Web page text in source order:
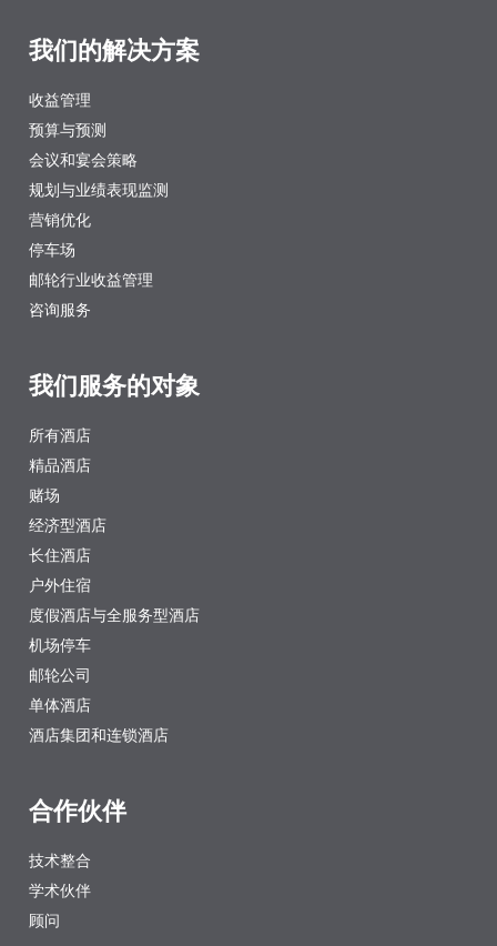
我们的解决方案
收益管理
预算与预测
会议和宴会策略
规划与业绩表现监测
营销优化
停车场
邮轮行业收益管理
咨询服务
我们服务的对象
所有酒店
精品酒店
赌场
经济型酒店
长住酒店
户外住宿
度假酒店与全服务型酒店
机场停车
邮轮公司
单体酒店
酒店集团和连锁酒店
合作伙伴
技术整合
学术伙伴
顾问